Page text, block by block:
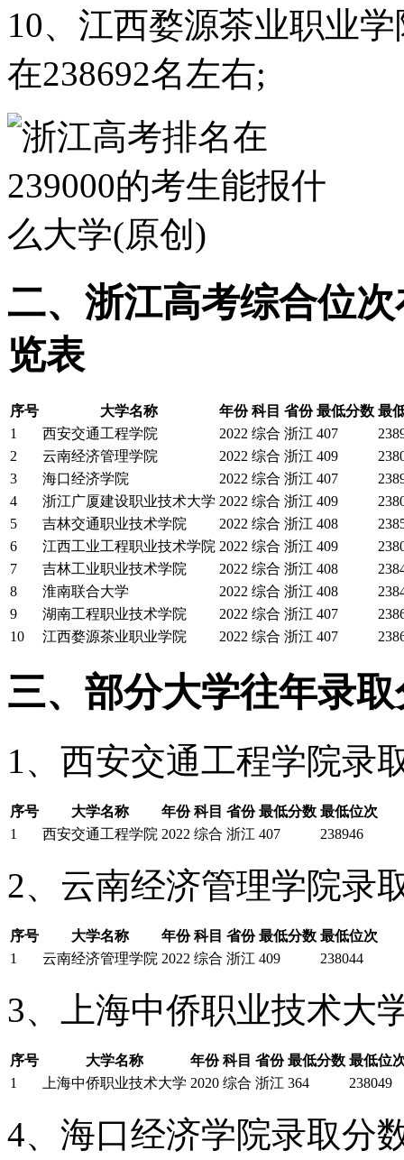
10、江西婺源茶业职业
在238692名左右;
二、浙江高考综合位
览表
序号 大学名称 年份 科目 省份 最低分数 最
1
西安交通工程学院 2022 综合 浙江 407
2
云南经济管理学院 2022 综合 浙江 409
3
海口经济学院 2022 综合 浙江 407
4
浙江广厦建设职业技术大学 2022 综合 浙江 409
5
吉林交通职业技术学院 2022 综合 浙江 408
6
江西工业工程职业技术学院 2022 综合 浙江 409
7
吉林工业职业技术学院 2022 综合 浙江 408
8
淮南联合大学 2022 综合 浙江 408
9
湖南工程职业技术学院 2022 综合 浙江 407
10
江西婺源茶业职业学院 2022 综合 浙江 407
三、部分大学往年录
1、西安交通工程学院录
序号 大学名称 年份 科目 省份 最低分数 最低位次
1
西安交通工程学院 2022 综合 浙江 407 238946
2、云南经济管理学院录
序号 大学名称 年份 科目 省份 最低分数 最低位次
1
云南经济管理学院 2022 综合 浙江 409 238044
3、上海中侨职业技术大
序号 大学名称 年份 科目 省份 最低分数 最低位
1
上海中侨职业技术大学 2020 综合 浙江 364 238049
4、海口经济学院录取分